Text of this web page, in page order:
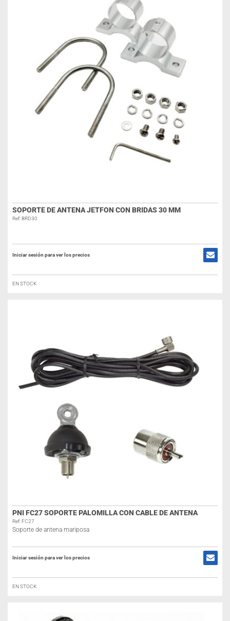
SOPORTE DE ANTENA JETFON CON BRIDAS 30 MM
Ref: BRD30
Iniciar sesión para ver los precios
EN STOCK
PNI FC27 SOPORTE PALOMILLA CON CABLE DE ANTENA
Ref: FC27
Soporte de antena mariposa
Iniciar sesión para ver los precios
EN STOCK